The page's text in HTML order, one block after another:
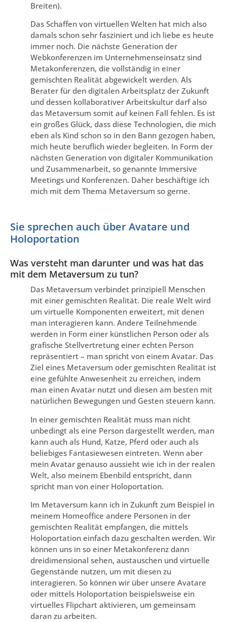
Breiten).
Das Schaffen von virtuellen Welten hat mich also
damals schon sehr fasziniert und ich liebe es heute
immer noch. Die nächste Generation der
Webkonferenzen im Unternehmenseinsatz sind
Metakonferenzen, die vollständig in einer
gemischten Realität abgewickelt werden. Als
Berater für den digitalen Arbeitsplatz der Zukunft
und dessen kollaborativer Arbeitskultur darf also
das Metaversum somit auf keinen Fall fehlen. Es ist
ein großes Glück, dass diese Technologien, die mich
eben als Kind schon so in den Bann gezogen haben,
mich heute beruflich wieder begleiten. In Form der
nächsten Generation von digitaler Kommunikation
und Zusammenarbeit, so genannte Immersive
Meetings und Konferenzen. Daher beschäftige ich
mich mit dem Thema Metaversum so gerne.
Sie sprechen auch über Avatare und
Holoportation
Was versteht man darunter und was hat das
mit dem Metaversum zu tun?
Das Metaversum verbindet prinzipiell Menschen
mit einer gemischten Realität. Die reale Welt wird
um virtuelle Komponenten erweitert, mit denen
man interagieren kann. Andere Teilnehmende
werden in Form einer künstlichen Person oder als
grafische Stellvertretung einer echten Person
repräsentiert – man spricht von einem Avatar. Das
Ziel eines Metaversum oder gemischten Realität ist
eine gefühlte Anwesenheit zu erreichen, indem
man einen Avatar nutzt und diesen am besten mit
natürlichen Bewegungen und Gesten steuern kann.
In einer gemischten Realität muss man nicht
unbedingt als eine Person dargestellt werden, man
kann auch als Hund, Katze, Pferd oder auch als
beliebiges Fantasiewesen eintreten. Wenn aber
mein Avatar genauso aussieht wie ich in der realen
Welt, also meinem Ebenbild entspricht, dann
spricht man von einer Holoportation.
Im Metaversum kann ich in Zukunft zum Beispiel in
meinem Homeoffice andere Personen in der
gemischten Realität empfangen, die mittels
Holoportation einfach dazu geschalten werden. Wir
können uns in so einer Metakonferenz dann
dreidimensional sehen, austauschen und virtuelle
Gegenstände nutzen, um mit diesen zu
interagieren. So können wir über unsere Avatare
oder mittels Holoportation beispielsweise ein
virtuelles Flipchart aktivieren, um gemeinsam
daran zu arbeiten.